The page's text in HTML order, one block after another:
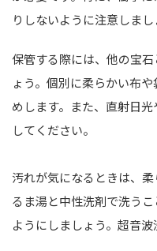
りしないように注意しまし
保管する際には、他の宝
ょう。個別に柔らかい布
めします。また、直射日
してください。
汚れが気になるときは、
るま湯と中性洗剤で洗う
ようにしましょう。超音